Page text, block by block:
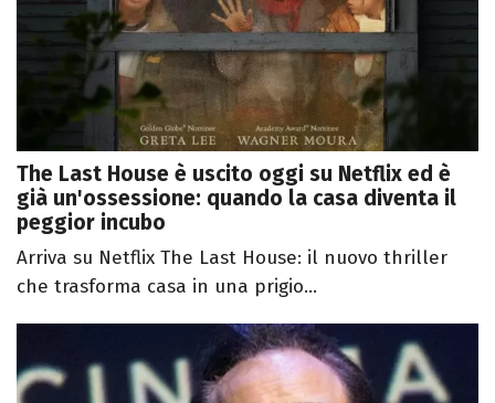
The Last House è uscito oggi su Netflix ed è
già un'ossessione: quando la casa diventa il
peggior incubo
Arriva su Netflix The Last House: il nuovo thriller
che trasforma casa in una prigio...